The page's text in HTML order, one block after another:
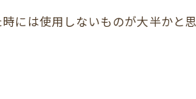
には使用しないものが大半かと思